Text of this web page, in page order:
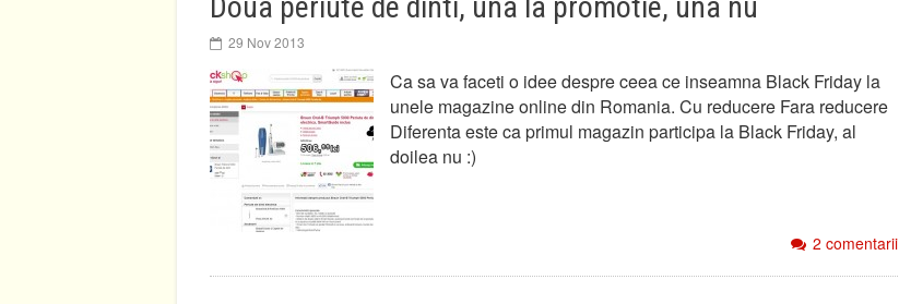
29 Nov 2013
Ca sa va faceti o idee despre ceea ce inseamna Black Friday la
unele magazine online din Romania. Cu reducere Fara reducere
Diferenta este ca primul magazin participa la Black Friday, al
doilea nu :)
2 comentarii